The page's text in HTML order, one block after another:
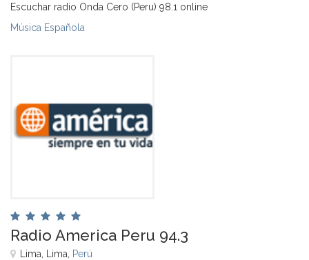
Escuchar radio Onda Cero (Peru) 98.1 online
Música Española
Radio America Peru 94.3
Lima, Lima, Perú